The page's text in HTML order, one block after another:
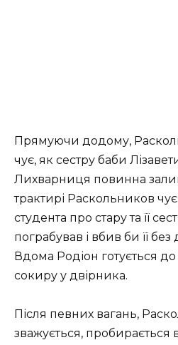
Прямуючи додому,
чує, як сестру баби
Лихварниця повинна
трактирі Раскольников
студента про стару та її
пограбував і вбив би її
Вдома Родіон готується
сокиру у двірника.
Після певних вагань,
зважується,